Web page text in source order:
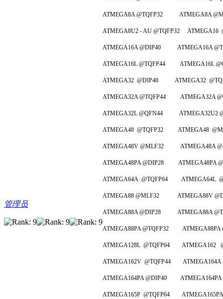
管理员
ATMEGA8A @TQFP32 ATMEGA8A
ATMEGA8U2 - AU @TQFP32
ATMEGA16A @DIP40 ATMEGA16A
ATMEGA16L @TQFP44 ATMEGA16L
ATMEGA32 @DIP40 ATMEGA32
ATMEGA32A @TQFP44 ATMEGA32A
ATMEGA32L @QFN44 ATMEGA32U2
ATMEGA48 @TQFP32 ATMEGA48
ATMEGA48V @MLF32 ATMEGA48A
ATMEGA48PA @DIP28 ATMEGA48PA
ATMEGA64A @TQFP64 ATMEGA64L
ATMEGA88 @MLF32 ATMEGA88V
ATMEGA88A @DIP28 ATMEGA88A
ATMEGA88PA @TQFP32 ATMEGA88PA
ATMEGA128L @TQFP64 ATMEGA162
ATMEGA162V @TQFP44 ATMEGA164A
ATMEGA164PA @DIP40 ATMEGA164PA
ATMEGA165P @TQFP64 ATMEGA165PA